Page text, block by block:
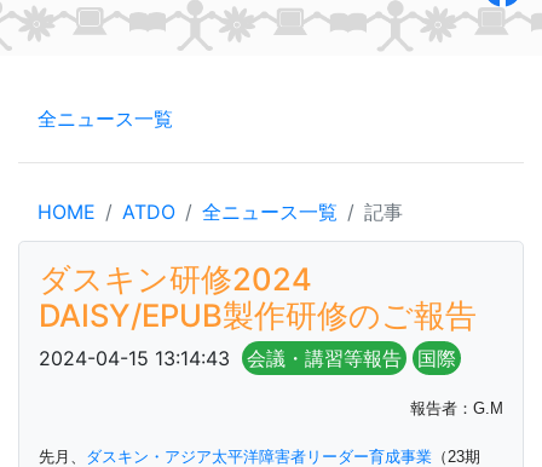
全ニュース一覧
HOME ATDO 全ニュース一覧 記事
ダスキン研修2024
DAISY/EPUB製作研修のご報告
2024-04-15 13:14:43 会議・講習等報告 国際
報告者：G.M
先月、 ダスキン・アジア太平洋障害者リーダー育成事業 （23期